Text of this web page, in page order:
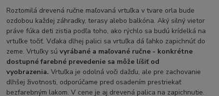
Roztomilá drevená ručne maľovaná vrtuľka v tvare orla bude
ozdobou každej záhradky, terasy alebo balkóna. Aký silný vietor
práve fúka deti zistia podľa toho, ako rýchlo sa budú krídelká na
vrtuľke točiť. Vďaka dlhej palici sa vrtuľka dá ľahko zapichnúť do
zeme. Vrtuľky súvyrábané a maľované ručne - konkrétne
dostupné farebné prevedenie sa môže líšiť od
vyobrazenia. Vrtuľka je odolná voči dažďu, ale pre zachovanie
dlhšej životnosti, odporúčame pred osadením prestriekať
bezfarebným lakom. V cene je aj drevená palica na zapichnutie.